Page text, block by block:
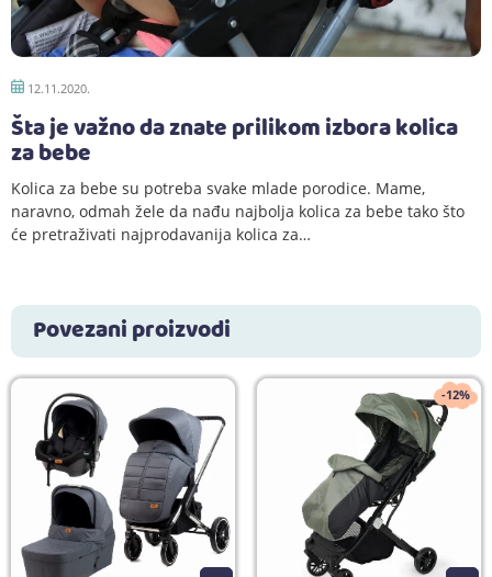
12.11.2020.
Šta je važno da znate prilikom izbora kolica
za bebe
Kolica za bebe su potreba svake mlade porodice. Mame,
naravno, odmah žele da nađu najbolja kolica za bebe tako što
će pretraživati najprodavanija kolica za…
Povezani proizvodi
-12%